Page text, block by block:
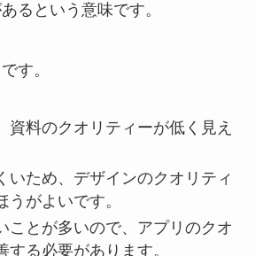
るという意味です。
す。
資料のクオリティーが低く見え
いため、デザインのクオリティ
うがよいです。
ことが多いので、アプリのクオ
する必要があります。